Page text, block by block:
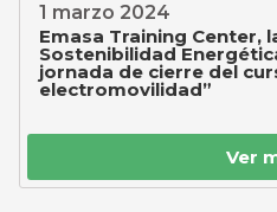
1 marzo 2024
Emasa Training Center,
Sostenibilidad
jornada de cierre del
electromovilidad”
Ver